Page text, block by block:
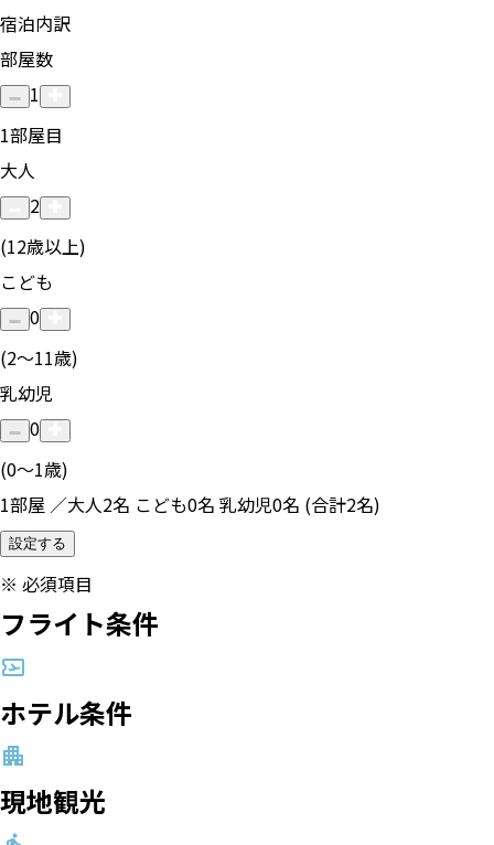
宿泊内訳
部屋数
1
1部屋目
大人
2
(12歳以上)
こども
0
(2〜11歳)
乳幼児
0
(0〜1歳)
1部屋 ／大人2名 こども0名 乳幼児0名 (合計2名)
設定する
※ 必須項目
フライト条件
ホテル条件
現地観光